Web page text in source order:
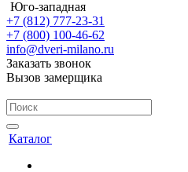
Юго-западная
+7 (812) 777-23-31
+7 (800) 100-46-62
info@dveri-milano.ru
Заказать звонок
Вызов замерщика
Каталог